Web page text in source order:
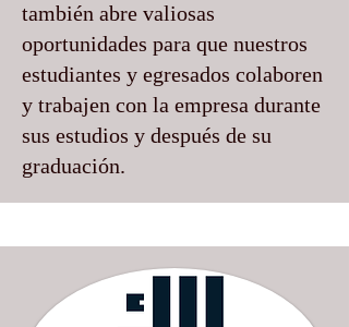
también abre valiosas
oportunidades para que nuestros
estudiantes y egresados colaboren
y trabajen con la empresa durante
sus estudios y después de su
graduación.